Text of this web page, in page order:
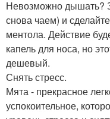
Невозможно дышать?
снова чаем) и
ментола. Действие
капель для носа, но
дешевый.
Снять стресс.
Мята - прекрасное
успокоительное,